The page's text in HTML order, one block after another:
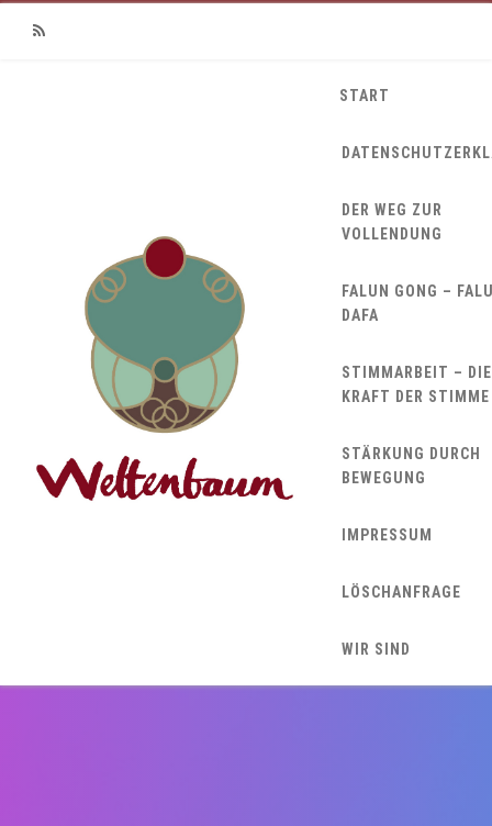
START
DER WEG ZUR
VOLLENDUNG
FALUN GONG –
DAFA
STIMMARBEIT – DIE
KRAFT DER STIMME
STÄRKUNG DURCH
BEWEGUNG
IMPRESSUM
LÖSCHANFRAGE
WIR SIND